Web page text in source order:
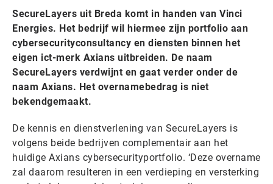
SecureLayers uit Breda komt in handen van Vinci
Energies. Het bedrijf wil hiermee zijn portfolio aan
cybersecurityconsultancy en diensten binnen het
eigen ict-merk Axians uitbreiden. De naam
SecureLayers verdwijnt en gaat verder onder de
naam Axians. Het overnamebedrag is niet
bekendgemaakt.
De kennis en dienstverlening van SecureLayers is
volgens beide bedrijven complementair aan het
huidige Axians cybersecurityportfolio. ‘Deze overname
zal daarom resulteren in een verdieping en versterking